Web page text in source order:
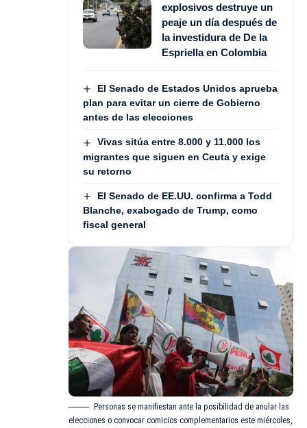
explosivos destruye un
peaje un día después de
la investidura de De la
Espriella en Colombia
El Senado de Estados Unidos aprueba
plan para evitar un cierre de Gobierno
antes de las elecciones
Vivas sitúa entre 8.000 y 11.000 los
migrantes que siguen en Ceuta y exige
su retorno
El Senado de EE.UU. confirma a Todd
Blanche, exabogado de Trump, como
fiscal general
Personas se manifiestan ante la posibilidad de anular las
elecciones o convocar comicios complementarios este miércoles,